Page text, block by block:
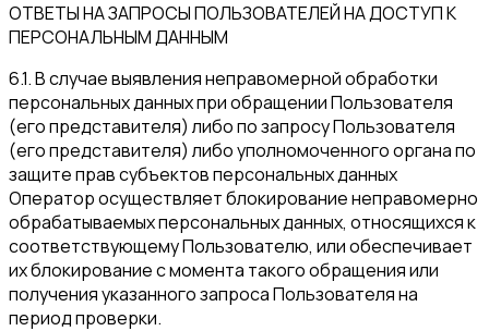
ОТВЕТЫ НА ЗАПРОСЫ ПОЛЬЗОВАТЕЛЕЙ НА ДОСТУП К
ПЕРСОНАЛЬНЫМ ДАННЫМ
6.1. В случае выявления неправомерной обработки
персональных данных при обращении Пользователя
(его представителя) либо по запросу Пользователя
(его представителя) либо уполномоченного органа по
защите прав субъектов персональных данных
Оператор осуществляет блокирование неправомерно
обрабатываемых персональных данных, относящихся к
соответствующему Пользователю, или обеспечивает
их блокирование с момента такого обращения или
получения указанного запроса Пользователя на
период проверки.